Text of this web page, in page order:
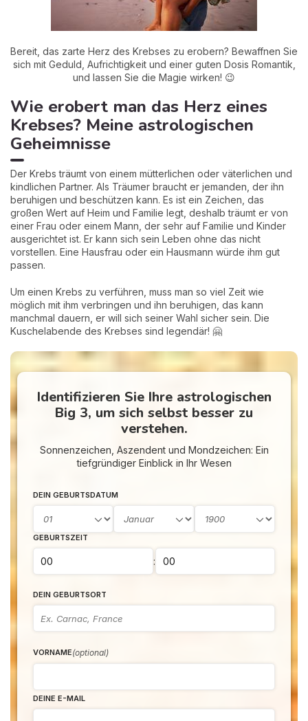
Bereit, das zarte Herz des Krebses zu erobern? Bewaffnen Sie
sich mit Geduld, Aufrichtigkeit und einer guten Dosis Romantik,
und lassen Sie die Magie wirken! 😉
Wie erobert man das Herz eines
Krebses? Meine astrologischen
Geheimnisse
Der Krebs träumt von einem mütterlichen oder väterlichen und
kindlichen Partner. Als Träumer braucht er jemanden, der ihn
beruhigen und beschützen kann. Es ist ein Zeichen, das
großen Wert auf Heim und Familie legt, deshalb träumt er von
einer Frau oder einem Mann, der sehr auf Familie und Kinder
ausgerichtet ist. Er kann sich sein Leben ohne das nicht
vorstellen. Eine Hausfrau oder ein Hausmann würde ihm gut
passen.
Um einen Krebs zu verführen, muss man so viel Zeit wie
möglich mit ihm verbringen und ihn beruhigen, das kann
manchmal dauern, er will sich seiner Wahl sicher sein. Die
Kuschelabende des Krebses sind legendär! 🤗
Identifizieren Sie Ihre astrologischen
Big 3, um sich selbst besser zu
verstehen.
Sonnenzeichen, Aszendent und Mondzeichen: Ein
tiefgründiger Einblick in Ihr Wesen
DEIN GEBURTSDATUM
GEBURTSZEIT
:
DEIN GEBURTSORT
VORNAME(optional)
DEINE E-MAIL